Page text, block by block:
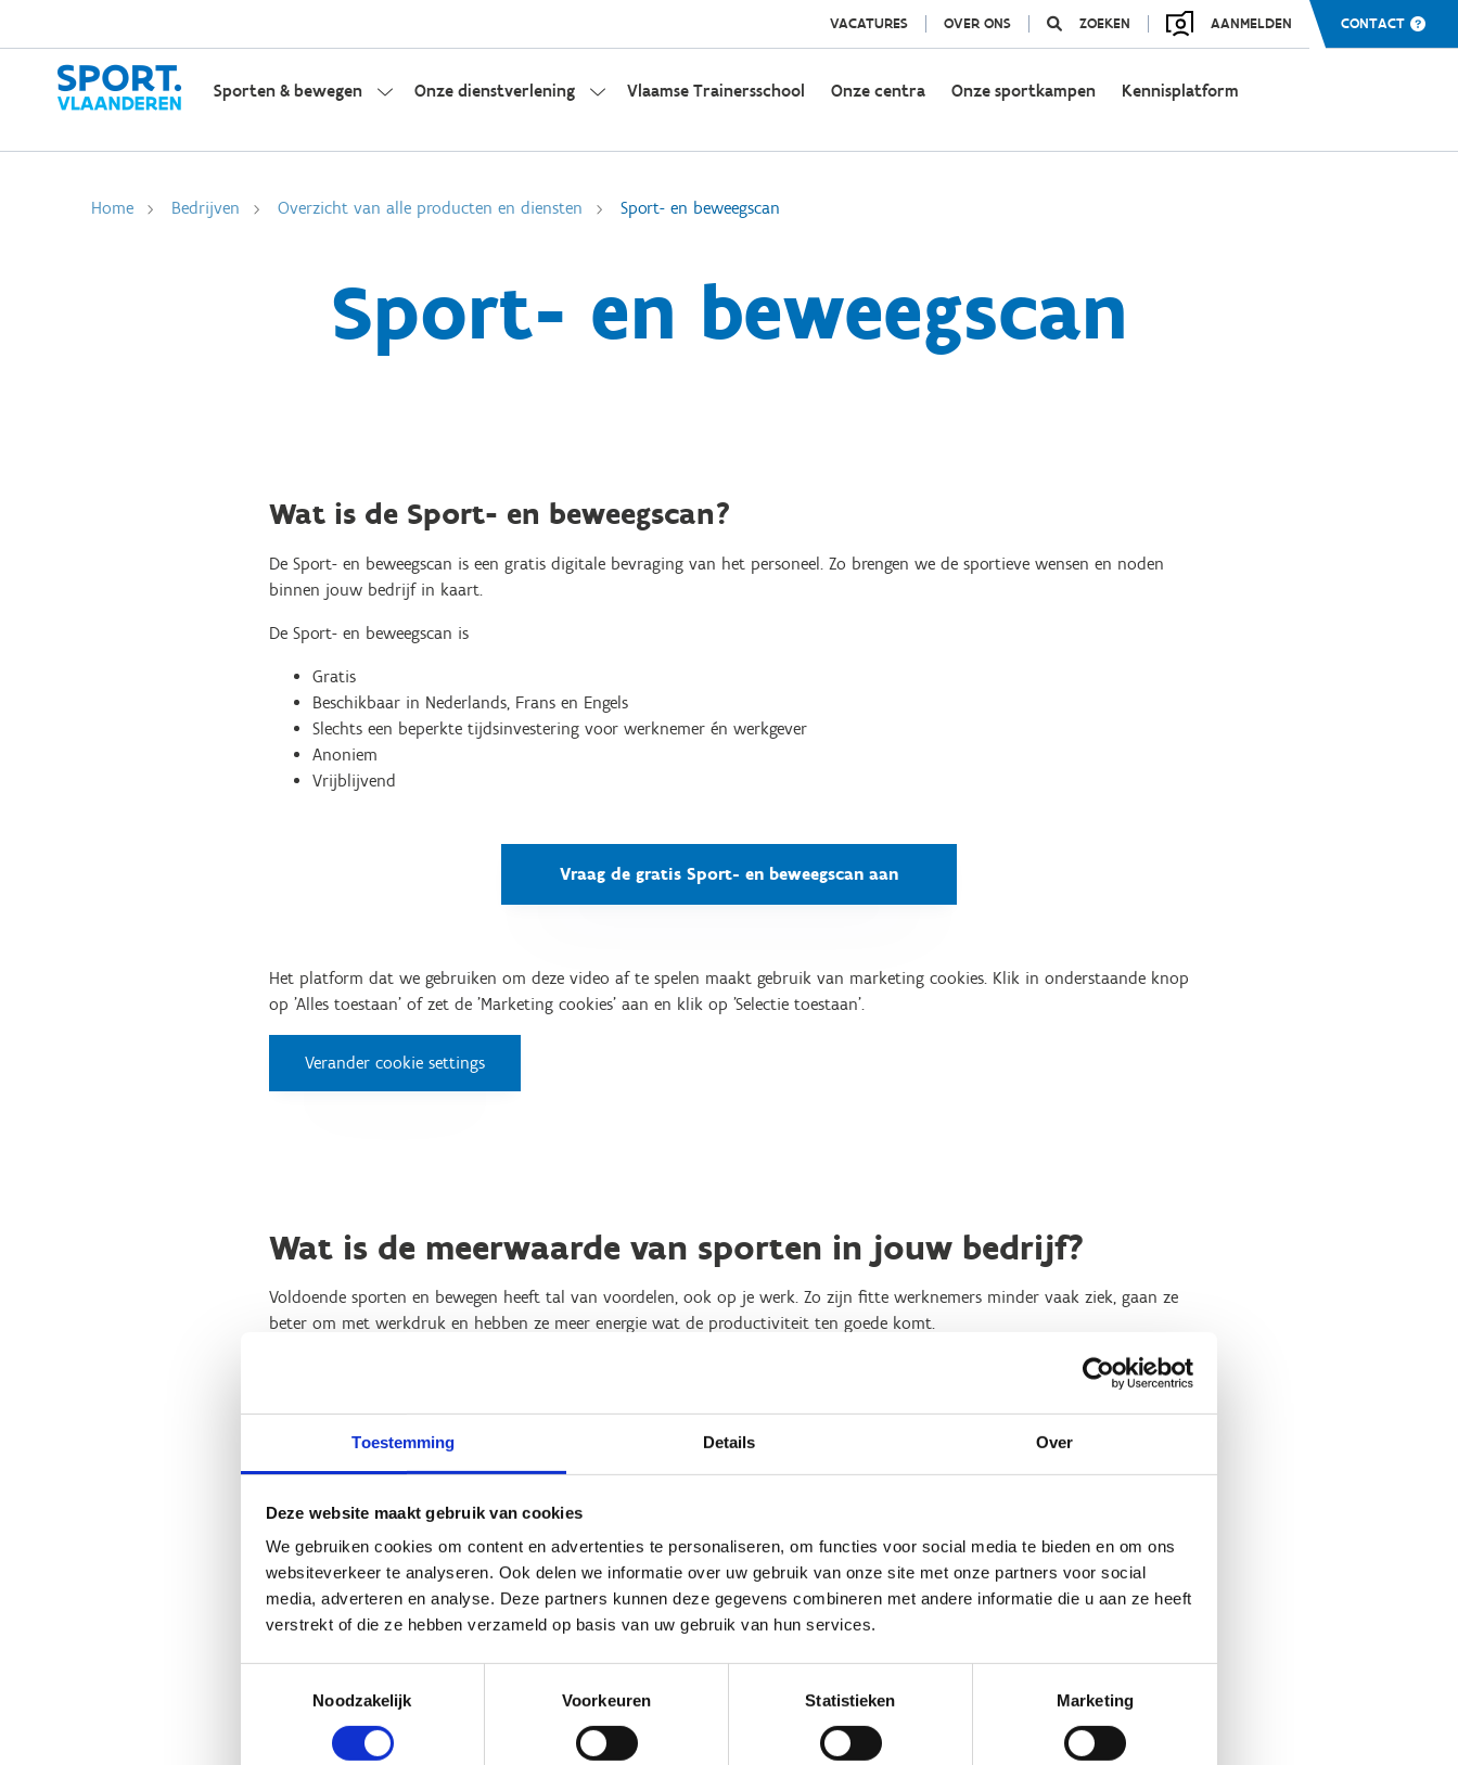
Toestemming Details Over
Deze website maakt gebruik van cookies
We gebruiken cookies om content en advertenties te personaliseren, om functies voor social media te bieden en om ons
websiteverkeer te analyseren. Ook delen we informatie over uw gebruik van onze site met onze partners voor social
media, adverteren en analyse. Deze partners kunnen deze gegevens combineren met andere informatie die u aan ze heeft
verstrekt of die ze hebben verzameld op basis van uw gebruik van hun services.
Noodzakelijk
Voorkeuren Statistieken Marketing
VACATURES OVER ONS ZOEKEN AANMELDEN CONTACT
Sporten & bewegen Onze dienstverlening Vlaamse Trainersschool Onze centra Onze sportkampen Kennisplatform
Home Bedrijven Overzicht van alle producten en diensten Sport- en beweegscan
Sport- en beweegscan
Wat is de Sport- en beweegscan?
De Sport- en beweegscan is een gratis digitale bevraging van het personeel. Zo brengen we de sportieve wensen en noden
binnen jouw bedrijf in kaart.
De Sport- en beweegscan is
Gratis
Beschikbaar in Nederlands, Frans en Engels
Slechts een beperkte tijdsinvestering voor werknemer én werkgever
Anoniem
Vrijblijvend
Vraag de gratis Sport- en beweegscan aan
Het platform dat we gebruiken om deze video af te spelen maakt gebruik van marketing cookies. Klik in onderstaande knop
op 'Alles toestaan' of zet de 'Marketing cookies' aan en klik op 'Selectie toestaan'.
Verander cookie settings
Wat is de meerwaarde van sporten in jouw bedrijf?
Voldoende sporten en bewegen heeft tal van voordelen, ook op je werk. Zo zijn fitte werknemers minder vaak ziek, gaan ze
beter om met werkdruk en hebben ze meer energie wat de productiviteit ten goede komt.
Bovendien werkt samen bewegen en sporten als sociaal bindmiddel tussen collega’s: een goede werksfeer en meer
Hoe werkt de Sport- en beweegscan?
Je vraagt de gratis Sport- en beweegscan aan.
We stellen de vragenlijst voor je op.
Je verstuurt de bevraging digitaal naar je medewerkers.
Na de Sport- en beweegscan bespreken we samen met jou de resultaten en geven we je praktisch advies. Hiermee kan
je aan de slag gaan om je sport- en beweegbeleid af te stemmen op jouw personeel. Zo zorgen we voor een gedragen
beweegbeleid.